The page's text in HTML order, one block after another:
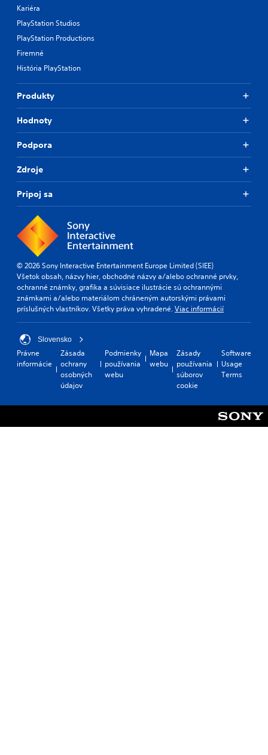
Kariéra
PlayStation Studios
PlayStation Productions
Firemné
História PlayStation
Produkty
Hodnoty
Podpora
Zdroje
Pripoj sa
© 2026 Sony Interactive Entertainment Europe Limited (SIEE)
Všetok obsah, názvy hier, obchodné názvy a/alebo ochranné prvky,
ochranné známky, grafika a súvisiace ilustrácie sú ochrannými
známkami a/alebo materiálom chráneným autorskými právami
príslušných vlastníkov. Všetky práva vyhradené.Viac informácií
Slovensko
Právne
informácie
Zásada
ochrany
osobných
údajov
Podmienky
používania
webu
Mapa
webu
Zásady
používania
súborov
cookie
Software
Usage
Terms